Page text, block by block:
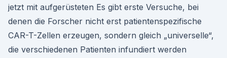
jetzt mit aufgerüsteten Es gibt erste Versuche, bei
denen die Forscher nicht erst patientenspezifische
CAR-T-Zellen erzeugen, sondern gleich „universelle“,
die verschiedenen Patienten infundiert werden